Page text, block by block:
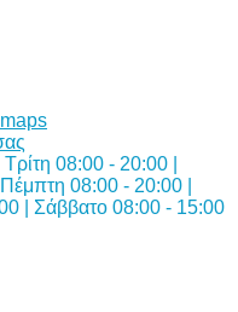
08:00 - 20:00 |
08:00 - 20:00 |
| Σάββατο 08:00 - 15:00